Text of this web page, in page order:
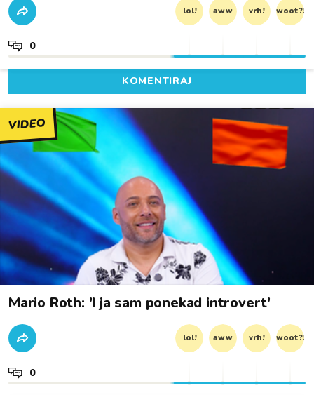
lol! aww vrh! woot?!
0
KOMENTIRAJ
VIDEO
Mario Roth: 'I ja sam ponekad introvert'
lol! aww vrh! woot?!
0